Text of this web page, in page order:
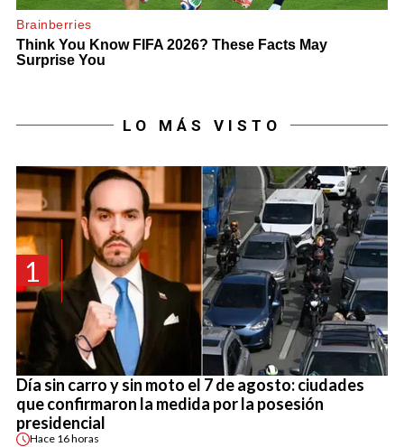
LO MÁS VISTO
1
Día sin carro y sin moto el 7 de agosto: ciudades
que confirmaron la medida por la posesión
presidencial
Hace 16 horas